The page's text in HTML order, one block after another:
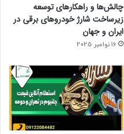
چالش‌ها و راهکارهای توسعه
زیرساخت شارژ خودروهای برقی در
ایران و جهان
16 نوامبر 2025